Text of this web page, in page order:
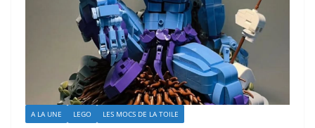
A LA UNE LEGO LES MOCS DE LA TOILE